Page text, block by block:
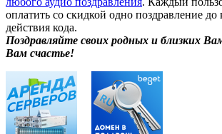
оплатить со скидкой одно поздравление до
действия кода.
Поздравляйте своих родных и близких
Вам счастье!